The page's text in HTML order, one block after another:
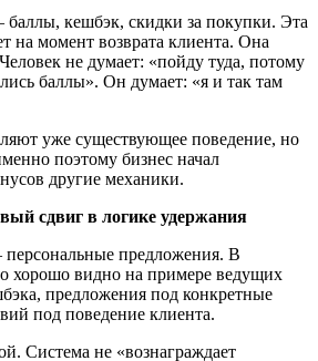
баллы, кешбэк, скидки за покупки. Эта
на момент возврата клиента. Она
не думает: «пойду туда, потому
баллы». Он думает: «я и так там
уже существующее поведение, но
поэтому бизнес начал
другие механики.
сдвиг в логике удержания
предложения. В
хорошо видно на примере ведущих
предложения под конкретные
под поведение клиента.
Система не «вознаграждает